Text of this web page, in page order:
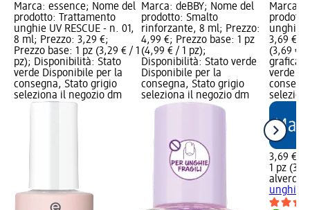
Marca: essence; Nome del
prodotto: Trattamento
unghie UV RESCUE - n. 01,
8 ml; Prezzo: 3,29 €;
Prezzo base: 1 pz (3,29 € / 1
pz); Disponibilità: Stato
verde Disponibile per la
consegna, Stato grigio
seleziona il negozio dm
Marca: deBBY; Nome del
prodotto: Smalto
rinforzante, 8 ml; Prezzo:
4,99 €; Prezzo base: 1 pz
(4,99 € / 1 pz);
Disponibilità: Stato verde
Disponibile per la
consegna, Stato grigio
seleziona il negozio dm
Marca:
unghie,
3,69 €;
(3,69 € /
grafica;
verde
3,69 €
1 pz
alverde
unghie,